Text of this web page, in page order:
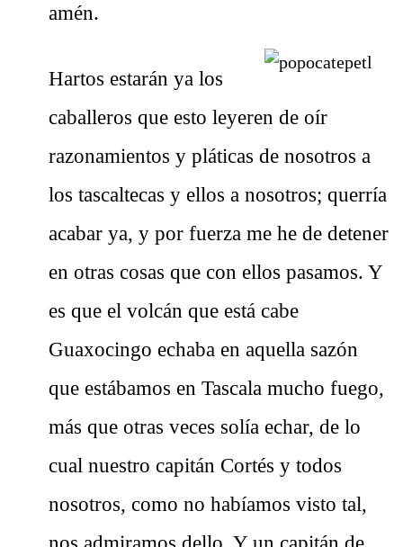
amén.
Hartos estarán ya los
caballeros que esto leyeren de oír
razonamientos y pláticas de nosotros a
los tascaltecas y ellos a nosotros; querría
acabar ya, y por fuerza me he de detener
en otras cosas que con ellos pasamos. Y
es que el volcán que está cabe
Guaxocingo echaba en aquella sazón
que estábamos en Tascala mucho fuego,
más que otras veces solía echar, de lo
cual nuestro capitán Cortés y todos
nosotros, como no habíamos visto tal,